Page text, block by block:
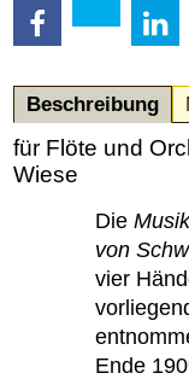
Beschreibung
für Flöte und
Wiese
Die
von
vier
Ende